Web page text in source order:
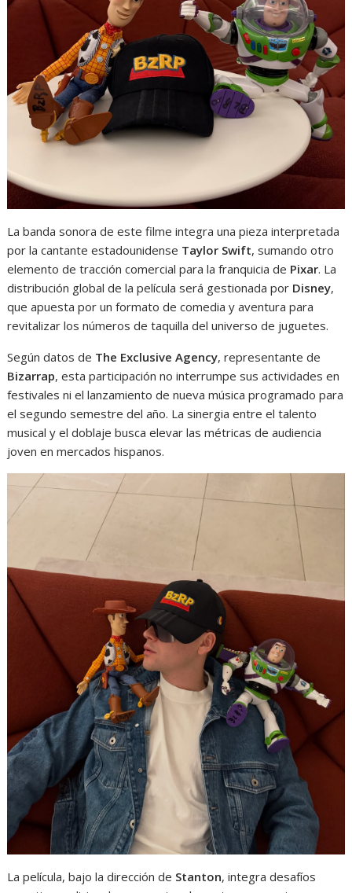
La banda sonora de este filme integra una pieza interpretada
por la cantante estadounidense Taylor Swift, sumando otro
elemento de tracción comercial para la franquicia de Pixar. La
distribución global de la película será gestionada por Disney,
que apuesta por un formato de comedia y aventura para
revitalizar los números de taquilla del universo de juguetes.
Según datos de The Exclusive Agency, representante de
Bizarrap, esta participación no interrumpe sus actividades en
festivales ni el lanzamiento de nueva música programado para
el segundo semestre del año. La sinergia entre el talento
musical y el doblaje busca elevar las métricas de audiencia
joven en mercados hispanos.
La película, bajo la dirección de Stanton, integra desafíos